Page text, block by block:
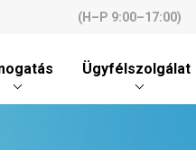
(H–P 9:00–17:00)
Ügyfélszolgálat